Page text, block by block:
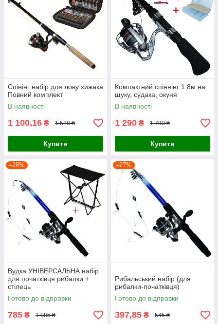
Спінінг набір для лову хижака
Повний комплект
В наявності
1 100,16 ₴ 1 528 ₴
Купити
Компактний спіннінг 1.8м на
щуку, судака, окуня
В наявності
1 290 ₴ 1 790 ₴
Купити
–28%
Вудка УНІВЕРСАЛЬНА набір
для початківця рибалки +
стілець
Готово до відправки
785 ₴ 1 085 ₴
–27%
Рибальський набір (для
рибалки-початківця)
Готово до відправки
397,85 ₴ 545 ₴